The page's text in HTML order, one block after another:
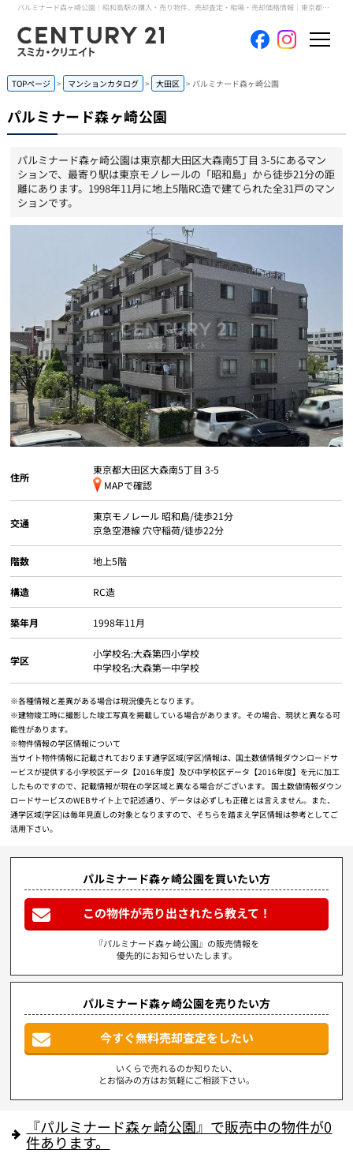
パルミナード森ヶ崎公園｜昭和島駅の購入・売り物件、売却査定・相場・売却価格情報｜東京都大田区大森南5丁目 3-5のマンション情報｜センチュリー21スミカ・クリエイト
ホーム
当社について
買いたい
コンテンツ
採用情報
会員メニュー
個人情報保護の取扱い 会員規約 サイトマップ
TOPページ マンションカタログ 大田区 パルミナード森ヶ崎公園
パルミナード森ヶ崎公園
パルミナード森ヶ崎公園は東京都大田区大森南5丁目 3-5にあるマン
ションで、最寄り駅は東京モノレールの「昭和島」から徒歩21分の距
離にあります。1998年11月に地上5階RC造で建てられた全31戸のマン
ションです。
住所
東京都大田区大森南5丁目 3-5
MAPで確認
交通
東京モノレール昭和島/徒歩21分
京急空港線 穴守稲荷/徒歩22分
階数 地上5階
構造 RC造
築年月 1998年11月
学区
小学校名:大森第四小学校
中学校名:大森第一中学校
※各種情報と差異がある場合は現況優先となります。
※建物竣工時に撮影した竣工写真を掲載している場合があります。その場合、現状と異なる可
能性があります。
※物件情報の学区情報について
当サイト物件情報に記載されております通学区域(学区)情報は、国土数値情報ダウンロードサ
ービスが提供する小学校区データ【2016年度】及び中学校区データ【2016年度】を元に加工
したものですので、記載情報が現在の学区域と異なる場合がございます。 国土数値情報ダウン
ロードサービスのWEBサイト上で記述通り、データは必ずしも正確とは言えません。また、
通学区域(学区)は毎年見直しの対象となりますので、そちらを踏まえ学区情報は参考としてご
活用下さい。
パルミナード森ヶ崎公園を買いたい方
この物件が売り出されたら教えて！
『パルミナード森ヶ崎公園』の販売情報を
優先的にお知らせいたします。
パルミナード森ヶ崎公園を売りたい方
今すぐ無料売却査定をしたい
いくらで売れるのか知りたい、
とお悩みの方はお気軽にご相談下さい。
『パルミナード森ヶ崎公園』で販売中の物件が0
件あります。